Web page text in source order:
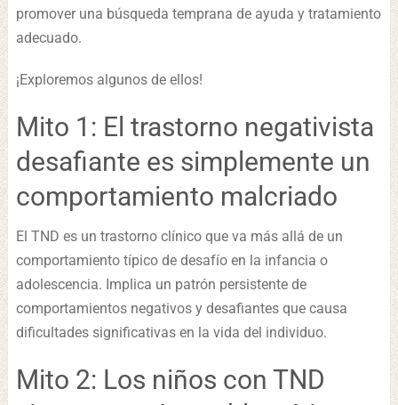
promover una búsqueda temprana de ayuda y tratamiento
adecuado.
¡Exploremos algunos de ellos!
Mito 1: El trastorno negativista
desafiante es simplemente un
comportamiento malcriado
El TND es un trastorno clínico que va más allá de un
comportamiento típico de desafío en la infancia o
adolescencia. Implica un patrón persistente de
comportamientos negativos y desafiantes que causa
dificultades significativas en la vida del individuo.
Mito 2: Los niños con TND